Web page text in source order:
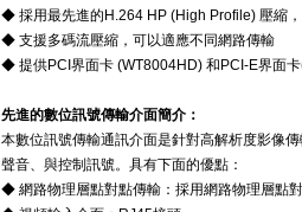
◆ 採用最先進的H.264 HP (High Profile) 壓縮
◆ 支援多碼流壓縮，可以適應不同網路傳輸
◆ 提供PCI界面卡 (WT8004HD) 和PCI-E界面
先進的數位訊號傳輸介面簡介：
本數位訊號傳輸通訊介面是針對高解析度影像
聲音、與控制訊號。具有下面的優點：
◆ 網路物理層點對點傳輸：採用網路物理層點